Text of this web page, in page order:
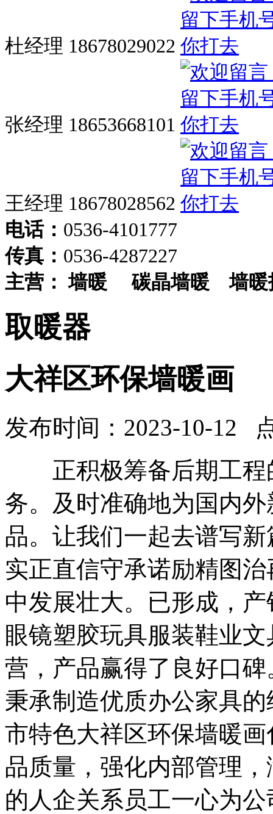
杜经理 18678029022
张经理 18653668101
王经理 18678028562
电话： 0536-4101777
传真： 0536-4287227
主营： 墙暖碳晶墙暖墙暖
取暖器
大祥区环保墙暖画
发布时间：2023-10-12
正积极筹备后期工程
务。及时准确地为国内
品。让我们一起去谱写
实正直信守承诺励精图
中发展壮大。已形成，
眼镜塑胶玩具服装鞋业
营，产品赢得了良好口
秉承制造优质办公家具
市特色大祥区环保墙暖
品质量，强化内部管理
的人企关系员工一心为